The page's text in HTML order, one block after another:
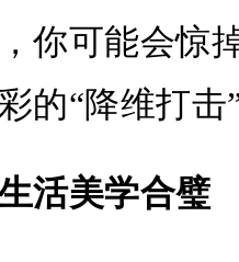
你可能会
的“降维打击
活美学合璧